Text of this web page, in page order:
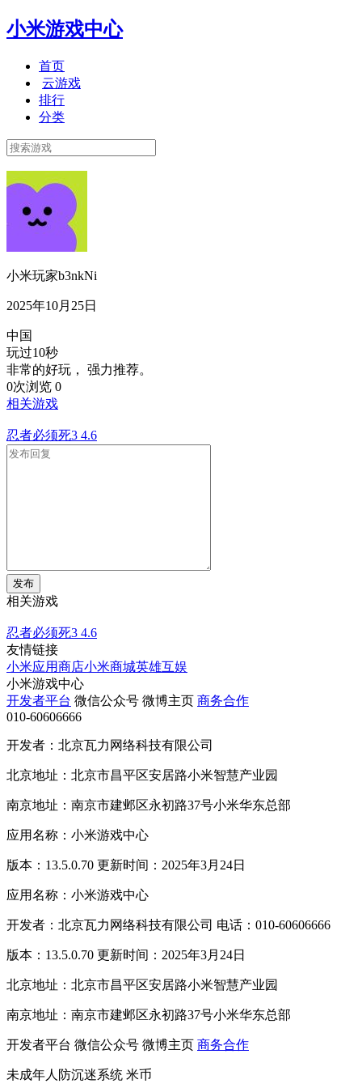
小米游戏中心
首页
云游戏
排行
分类
小米玩家b3nkNi
2025年10月25日
中国
玩过10秒
非常的好玩， 强力推荐。
0次浏览 0
相关游戏
忍者必须死3 4.6
发布
相关游戏
忍者必须死3 4.6
友情链接
小米应用商店小米商城英雄互娱
小米游戏中心
开发者平台 微信公众号 微博主页 商务合作
010-60606666
开发者：北京瓦力网络科技有限公司
北京地址：北京市昌平区安居路小米智慧产业园
南京地址：南京市建邺区永初路37号小米华东总部
应用名称：小米游戏中心
版本：13.5.0.70 更新时间：2025年3月24日
应用名称：小米游戏中心
开发者：北京瓦力网络科技有限公司 电话：010-60606666
版本：13.5.0.70 更新时间：2025年3月24日
北京地址：北京市昌平区安居路小米智慧产业园
南京地址：南京市建邺区永初路37号小米华东总部
开发者平台 微信公众号 微博主页 商务合作
未成年人防沉迷系统 米币